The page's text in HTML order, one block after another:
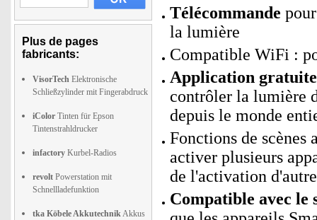
Plus de pages
fabricants:
VisorTech Elektronische
Schließzylinder mit Fingerabdruck
iColor Tinten für Epson
Tintenstrahldrucker
infactory Kurbel-Radios
revolt Powerstation mit
Schnellladefunktion
tka Köbele AkkutechnikAkkus
Télécommande
la lumière
Compatible WiFi :
Application
contrôler la lumière
depuis le monde
Fonctions de scènes
activer plusieurs
de l'activation
Compatible avec le